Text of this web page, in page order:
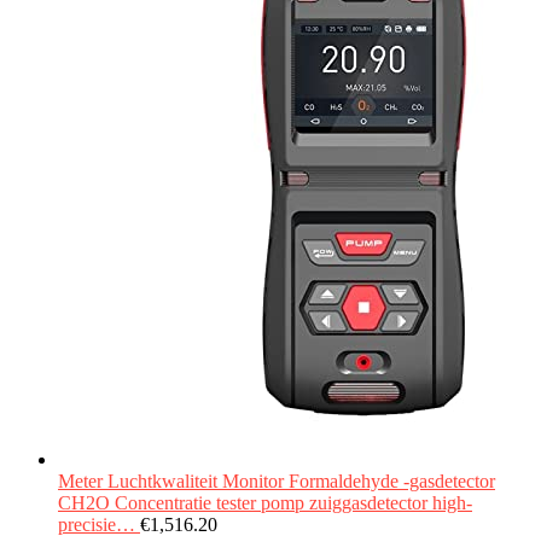
Meter Luchtkwaliteit Monitor Formaldehyde -gasdetector
CH2O Concentratie tester pomp zuiggasdetector high-
precisie… €1,516.20